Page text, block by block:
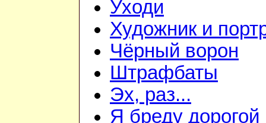
Уходи
Художник и
Чёрный ворон
Штрафбаты
Эх, раз...
Я бреду дорогой